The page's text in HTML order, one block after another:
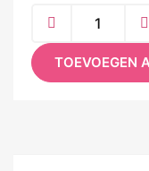
TOEVOEGEN